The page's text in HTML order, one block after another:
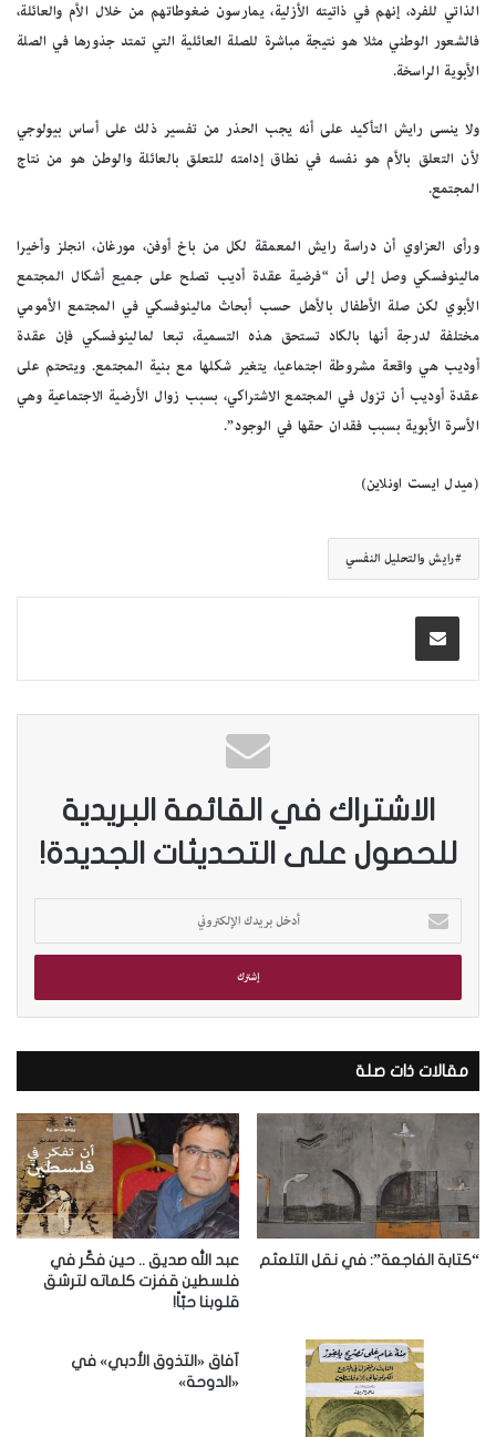
الذاتي للفرد، إنهم في ذاتيته الأزلية، يمارسون ضغوطاتهم من خلال الأم والعائلة،
فالشعور الوطني مثلا هو نتيجة مباشرة للصلة العائلية التي تمتد جذورها في الصلة
الأبوية الراسخة.
ولا ينسى رايش التأكيد على أنه يجب الحذر من تفسير ذلك على أساس بيولوجي
لأن التعلق بالأم هو نفسه في نطاق إدامته للتعلق بالعائلة والوطن هو من نتاج
المجتمع.
ورأى العزاوي أن دراسة رايش المعمقة لكل من باخ أوفن، مورغان، انجلز وأخيرا
مالينوفسكي وصل إلى أن “فرضية عقدة أديب تصلح على جميع أشكال المجتمع
الأبوي لكن صلة الأطفال بالأهل حسب أبحاث مالينوفسكي في المجتمع الأمومي
مختلفة لدرجة أنها بالكاد تستحق هذه التسمية، تبعا لمالينوفسكي فإن عقدة
أوديب هي واقعة مشروطة اجتماعيا، يتغير شكلها مع بنية المجتمع. ويتحتم على
عقدة أوديب أن تزول في المجتمع الاشتراكي، بسبب زوال الأرضية الاجتماعية وهي
الأسرة الأبوية بسبب فقدان حقها في الوجود”.
(ميدل ايست اونلاين)
رايش والتحليل النفسي
الاشتراك في القائمة البريدية
للحصول على التحديثات الجديدة!
خ
ب
ي
د
ك
ا
ل
ك
ت
ر
مقالات ذات صلة
“كتابة الفاجعة”: في نقل التلعثم
عبد الله صديق .. حين فكّر في
فلسطين قفزت كلماته لترشق
قلوبنا حبّاً!
آفاق «التذوق الأدبي» في
«الدوحة»